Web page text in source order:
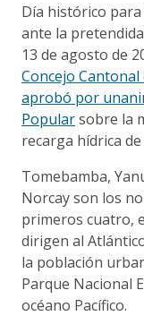
Día histórico para
ante la
13 de agosto de
Concejo Cantonal
aprobó por
Popularsobre la
recarga hídrica
Tomebamba,
Norcay son los
primeros cuatro,
dirigen al
la población
Parque Nacional
océano Pacífico.